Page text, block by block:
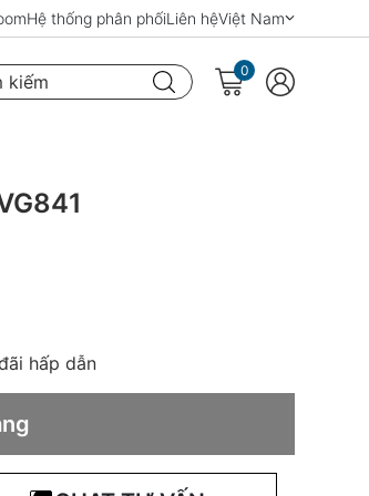
Hệ thống phân phốiLiên hệViệt Nam
kiếm
0
hấp dẫn